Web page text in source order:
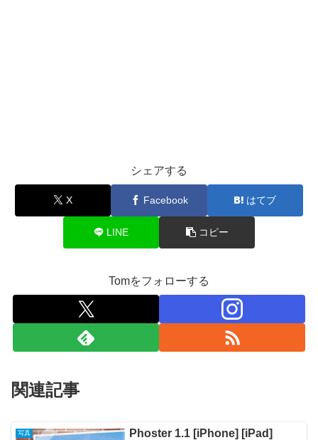
シェアする
X Facebook はてブ
LINE コピー
Tomをフォローする
関連記事
写真 Phoster 1.1 [iPhone] [iPad]